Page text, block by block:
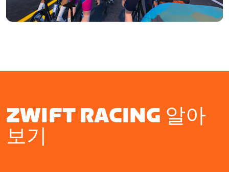
ZWIFT RACING 알아
보기